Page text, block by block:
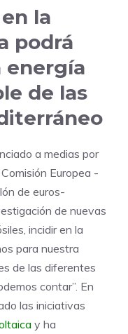
la
podrá
energía
de las
a medias por
Europea -
de euros-
de nuevas
incidir en la
para nuestra
de las diferentes
contar”. En
las iniciativas
y ha